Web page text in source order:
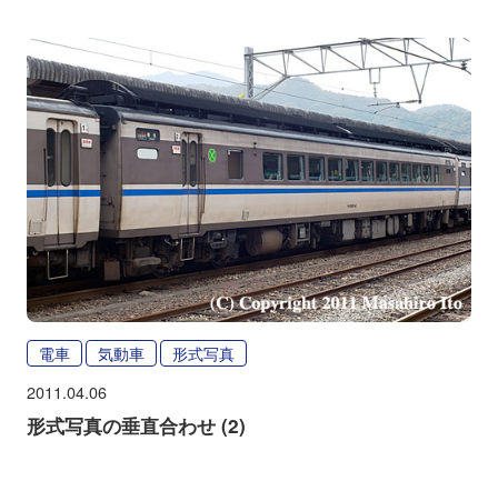
電車 気動車 形式写真
2011.04.06
形式写真の垂直合わせ (2)